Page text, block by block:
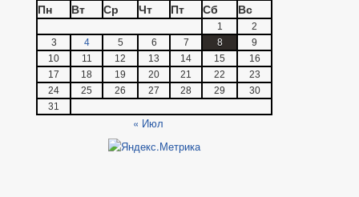
Пн
Вт Ср Чт Пт Сб Вс
1
2
3
4 5 6 7 8
9
10
11 12 13 14 15
16
17
18 19 20 21 22
23
24
25 26 27 28 29
30
31
« Июл